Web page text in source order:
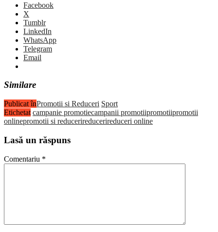
Facebook
X
Tumblr
LinkedIn
WhatsApp
Telegram
Email
Similare
Publicat înPromotii si Reduceri Sport
Etichetat campanie promotiecampanii promotiipromotiipromotii
onlinepromotii si reducerireducerireduceri online
Lasă un răspuns
Comentariu *